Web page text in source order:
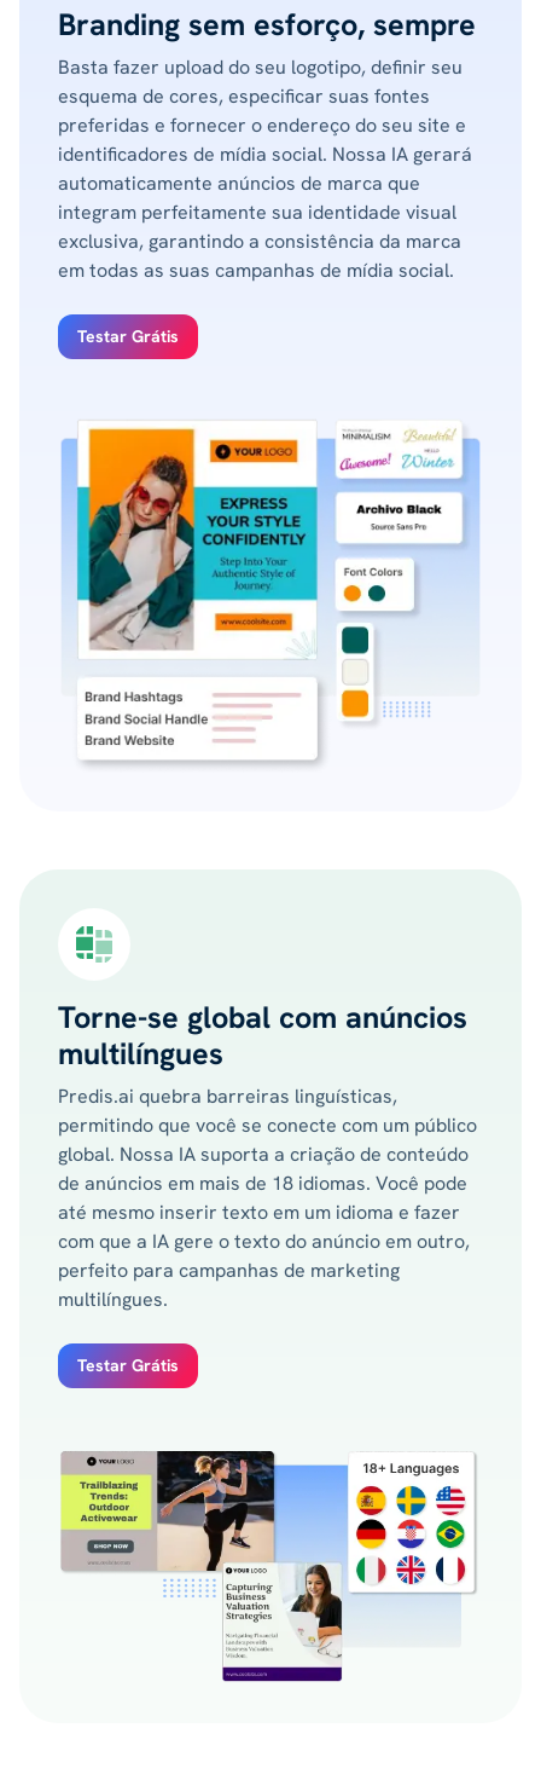
Branding sem esforço, sempre
Basta fazer upload do seu logotipo, definir seu
esquema de cores, especificar suas fontes
preferidas e fornecer o endereço do seu site e
identificadores de mídia social. Nossa IA gerará
automaticamente anúncios de marca que
integram perfeitamente sua identidade visual
exclusiva, garantindo a consistência da marca
em todas as suas campanhas de mídia social.
Testar Grátis
Torne-se global com anúncios
multilíngues
Predis.ai quebra barreiras linguísticas,
permitindo que você se conecte com um público
global. Nossa IA suporta a criação de conteúdo
de anúncios em mais de 18 idiomas. Você pode
até mesmo inserir texto em um idioma e fazer
com que a IA gere o texto do anúncio em outro,
perfeito para campanhas de marketing
multilíngues.
Testar Grátis